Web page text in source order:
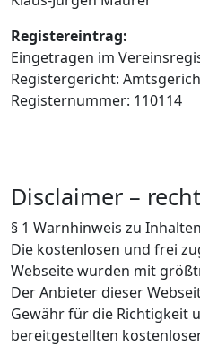
Registereintrag:
Eingetragen im
Registergericht:
Registernummer: 110114
Disclaimer –
§ 1 Warnhinweis zu Inhalten
Die kostenlosen und frei
Webseite wurden mit
Der Anbieter dieser
Gewähr für die Richtigkeit
bereitgestellten